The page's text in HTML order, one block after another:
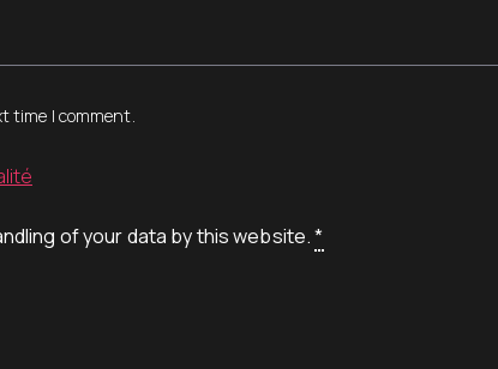
time I comment.
of your data by this website.*